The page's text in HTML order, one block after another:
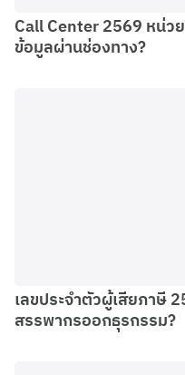
Call Center 2569 หน่ว
ข้อมูลผ่านช่องทาง?
เลขประจําตัวผู้เสียภาษี
สรรพากรออกธุรกรรม?